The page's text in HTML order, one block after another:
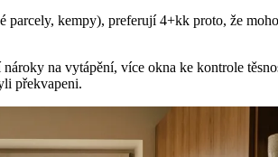
kempy), preferují 4+kk proto, že
na vytápění, více okna ke kontrole
překvapeni.